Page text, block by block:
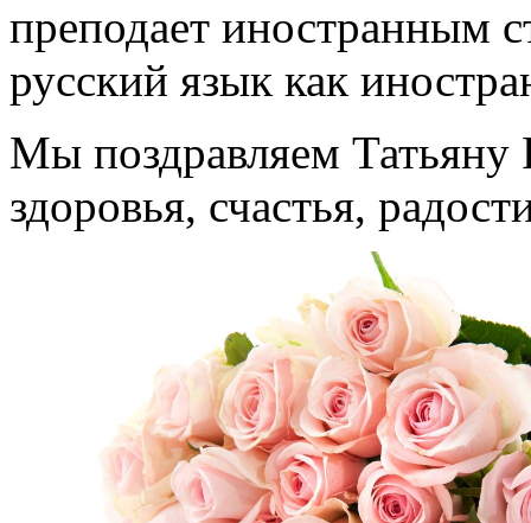
преподает иностранным
русский язык как
Мы поздравляем
здоровья, счастья,